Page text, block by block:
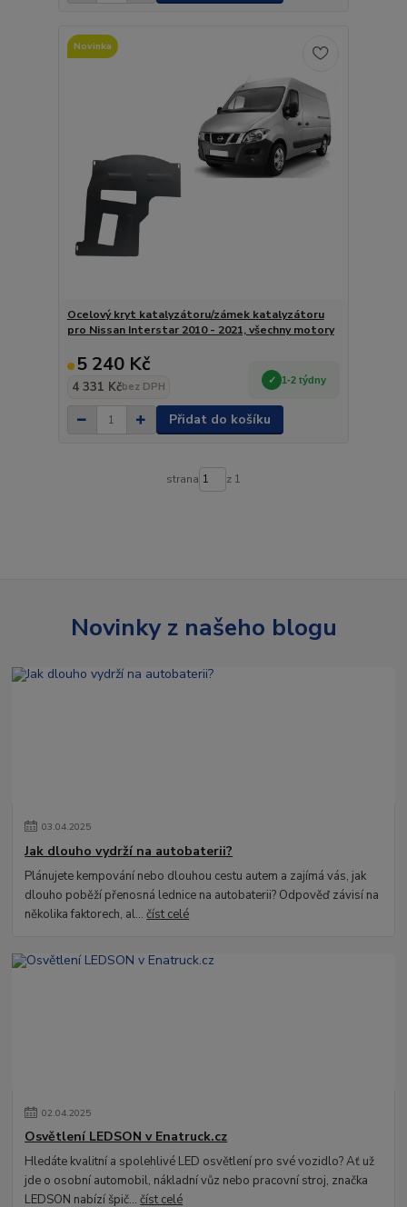
Novinka
Ocelový kryt katalyzátoru/zámek katalyzátoru
pro Nissan Interstar 2010 - 2021, všechny motory
5 240 Kč
4 331 Kčbez DPH
1-2 týdny
Přidat do košíku
strana z 1
Novinky z našeho blogu
03.04.2025
Jak dlouho vydrží na autobaterii?
Plánujete kempování nebo dlouhou cestu autem a zajímá vás, jak
dlouho poběží přenosná lednice na autobaterii? Odpověď závisí na
několika faktorech, al...číst celé
02.04.2025
Osvětlení LEDSON v Enatruck.cz
Hledáte kvalitní a spolehlivé LED osvětlení pro své vozidlo? Ať už
jde o osobní automobil, nákladní vůz nebo pracovní stroj, značka
LEDSON nabízí špič...číst celé